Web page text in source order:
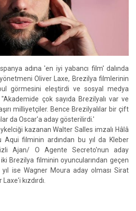
adına 'en iyi yabancı film' dalında
Oliver Laxe, Brezilya filmlerinin
görmesini eleştirdi ve sosyal medya
"Akademide çok sayıda Brezilyalı var ve
milliyetçiler. Bence Brezilyalılar bir çift
da Oscar'a aday gösterilirdi.'
kazanan Walter Salles imzalı Hâlâ
Aqui filminin ardından bu yıl da Kleber
Ajan/ O Agente Secreto'nun aday
Brezilya filminin oyuncularından geçen
ise Wagner Moura aday olması Sirat
kızdırdı.